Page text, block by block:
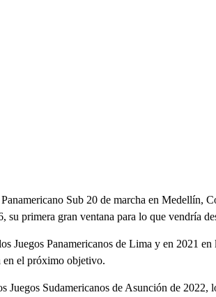
Sub 20 de marcha en Medellín,
su primera gran ventana para lo que vendría
Juegos Panamericanos de Lima y en 2021
en el próximo objetivo.
Juegos Sudamericanos de Asunción de 2022,